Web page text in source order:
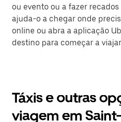
ou evento ou a fazer
ajuda-o a chegar onde
online ou abra a aplicação
destino para começar a
Táxis e outras
viagem em